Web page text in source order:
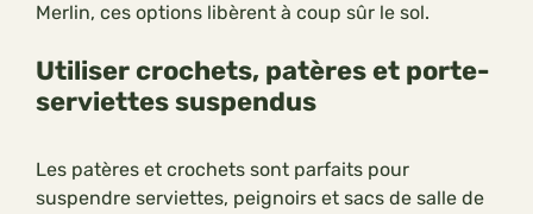
Merlin, ces options libèrent à coup sûr le sol.
Utiliser crochets, patères et porte-
serviettes suspendus
Les patères et crochets sont parfaits pour
suspendre serviettes, peignoirs et sacs de salle de